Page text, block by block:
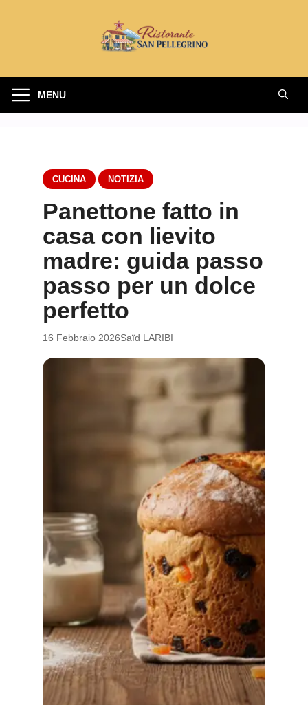
MENU
CUCINA NOTIZIA
Panettone fatto in
casa con lievito
madre: guida passo
passo per un dolce
perfetto
16 Febbraio 2026Saïd LARIBI